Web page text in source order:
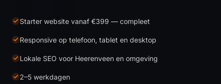
Starter website vanaf €399 — compleet
Responsive op telefoon, tablet en desktop
Lokale SEO voor Heerenveen en omgeving
2–5 werkdagen